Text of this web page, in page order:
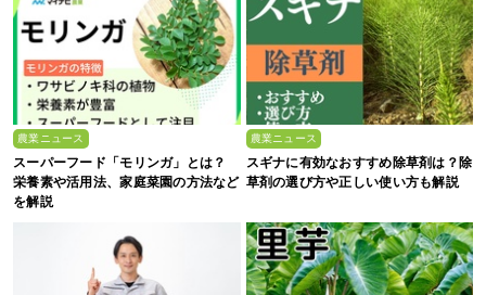
農業ニュース
スーパーフード「モリンガ」とは？
栄養素や活用法、家庭菜園の方法など
を解説
農業ニュース
スギナに有効なおすすめ除草剤は？除
草剤の選び方や正しい使い方も解説